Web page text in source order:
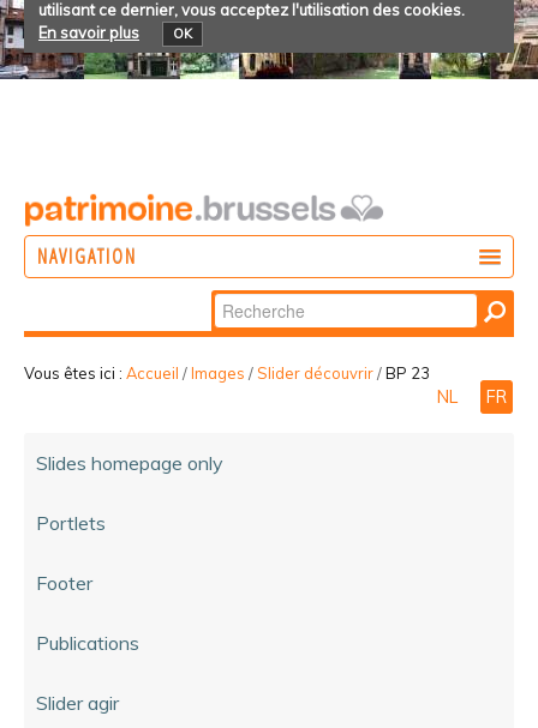
utilisant ce dernier, vous acceptez l'utilisation des cookies.
En savoir plus
OK
NAVIGATION
Chercher par
Recherche
avancée…
Vous êtes ici : Accueil /Images /Slider découvrir/BP 23
NL FR
Slides homepage only
Portlets
Footer
Publications
Slider agir